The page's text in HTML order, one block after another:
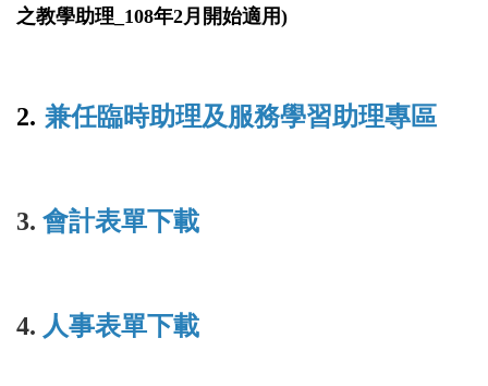
之教學助理_108年2月開始適用)
2. 兼任臨時助理及服務學習助理專區
3. 會計表單下載
4. 人事表單下載